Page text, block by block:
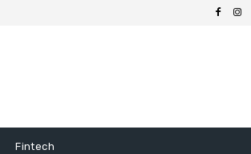
Fintech